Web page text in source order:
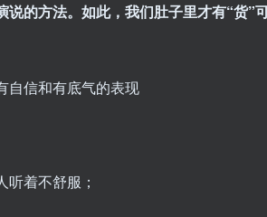
的方法。如此，我们肚子里才有“货”
自信和有底气的表现
着不舒服；